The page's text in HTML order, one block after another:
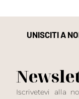
UNISCITI A
Iscrivetevi alla